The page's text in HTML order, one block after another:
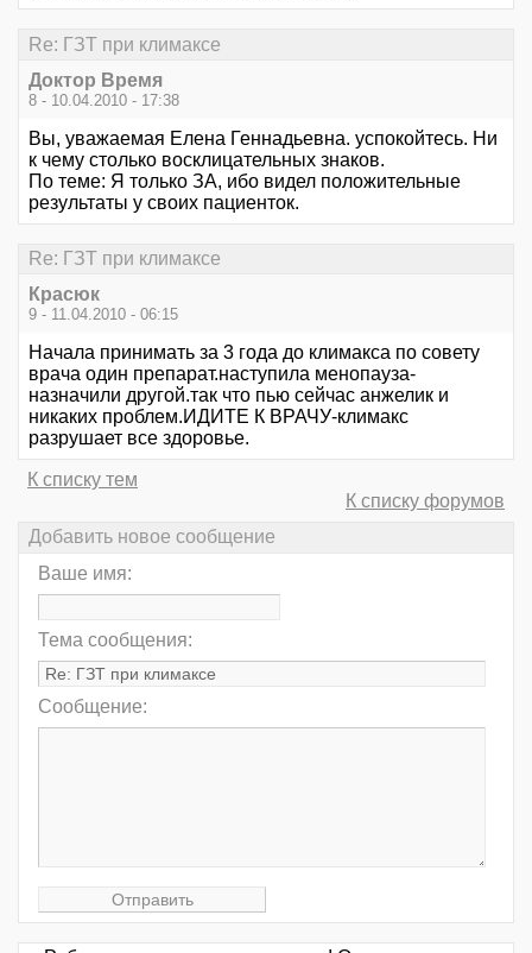
Re: ГЗТ при климаксе
Доктор Время
8 - 10.04.2010 - 17:38
Вы, уважаемая Елена Геннадьевна. успокойтесь. Ни
к чему столько восклицательных знаков.
По теме: Я только ЗА, ибо видел положительные
результаты у своих пациенток.
Re: ГЗТ при климаксе
Красюк
9 - 11.04.2010 - 06:15
Начала принимать за 3 года до климакса по совету
врача один препарат.наступила менопауза-
назначили другой.так что пью сейчас анжелик и
никаких проблем.ИДИТЕ К ВРАЧУ-климакс
разрушает все здоровье.
К списку тем
К списку форумов
Добавить новое сообщение
Ваше имя:
Тема сообщения:
Сообщение: